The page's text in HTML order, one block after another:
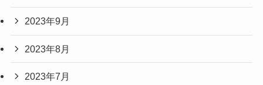
2023年9月
2023年8月
2023年7月